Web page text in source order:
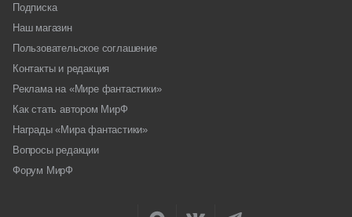
Подписка
Наш магазин
Пользовательское соглашение
Контакты и редакция
Реклама на «Мире фантастики»
Как стать автором МирФ
Награды «Мира фантастики»
Вопросы редакции
Форум МирФ